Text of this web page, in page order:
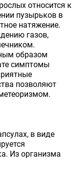
относится к
пузырьков в
натяжение.
газов,
образом
симптомы
позволяют
в виде
Из организма